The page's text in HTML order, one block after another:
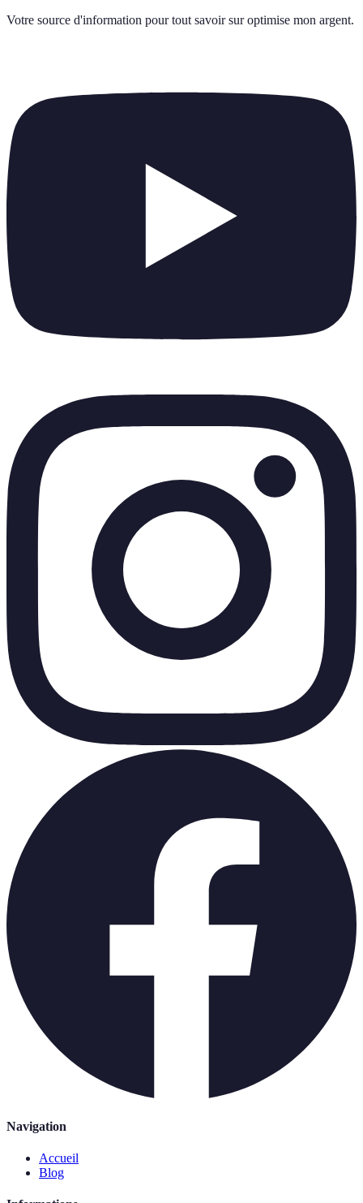
Votre source d'information pour tout savoir sur optimise mon argent.
Navigation
Accueil
Blog